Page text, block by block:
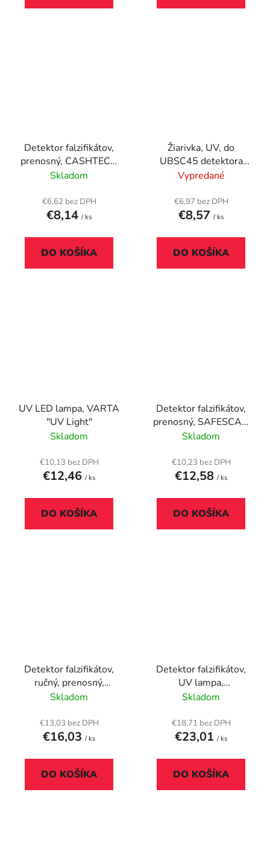
Detektor falzifikátov,
prenosný, CASHTECH
"DL01"
Skladom
€6,62 bez DPH
€8,14 / ks
DO KOŠÍKA
Žiarivka, UV, do
UBSC45 detektora
falzifikátov, SAFESCAN
Vypredané
€6,97 bez DPH
€8,57 / ks
DO KOŠÍKA
UV LED lampa, VARTA
"UV Light"
Skladom
€10,13 bez DPH
€12,46 / ks
DO KOŠÍKA
Detektor falzifikátov,
prenosný, SAFESCAN
"35"
Skladom
€10,23 bez DPH
€12,58 / ks
DO KOŠÍKA
Detektor falzifikátov,
ručný, prenosný,
SAFESCAN "40H"
Skladom
€13,03 bez DPH
€16,03 / ks
DO KOŠÍKA
Detektor falzifikátov,
UV lampa,
270x120x105 mm,
Skladom
€18,71 bez DPH
€23,01 / ks
DO KOŠÍKA